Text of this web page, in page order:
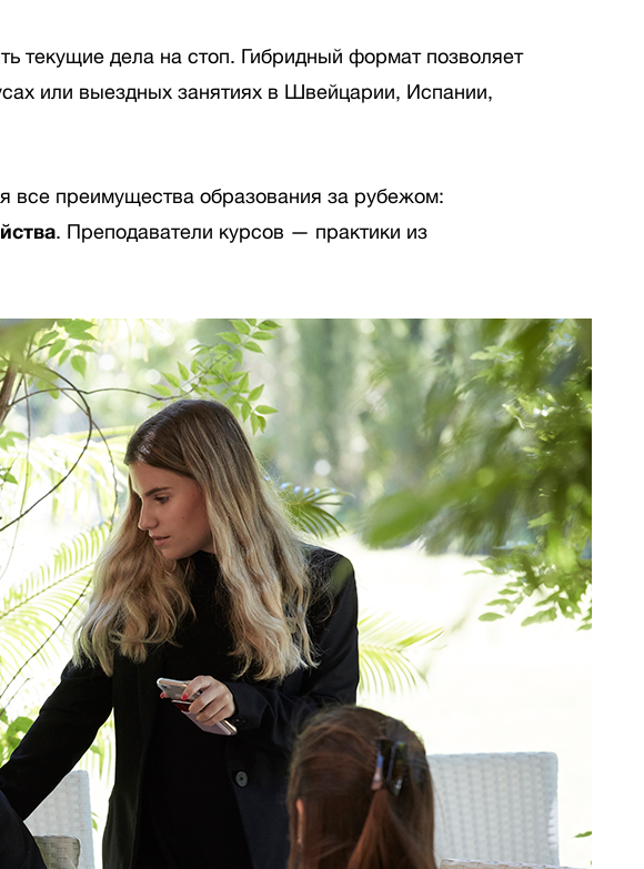
текущие дела на стоп. Гибридный формат позволяет
или выездных занятиях в Швейцарии, Испании,
все преимущества образования за рубежом:
. Преподаватели курсов — практики из